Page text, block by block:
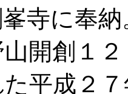
寺に奉
開創１
平成２